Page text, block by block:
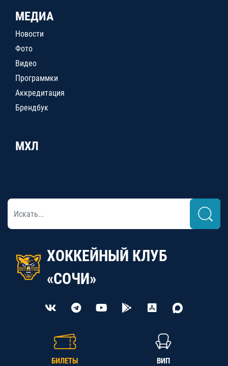
МЕДИА
Новости
Фото
Видео
Программки
Аккредитация
Брендбук
МХЛ
ХОККЕЙНЫЙ КЛУБ
«СОЧИ»
БИЛЕТЫ ВИП